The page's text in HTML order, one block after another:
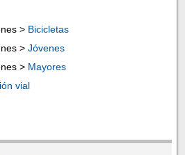
> Bicicletas
> Jóvenes
> Mayores
vial